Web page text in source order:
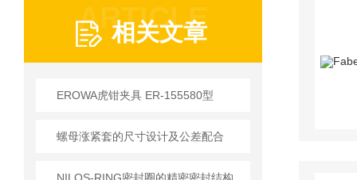
ARTICLE
相关文章
EROWA虎钳夹具 ER-155580型
螺母涨紧套的尺寸设计及公差配合